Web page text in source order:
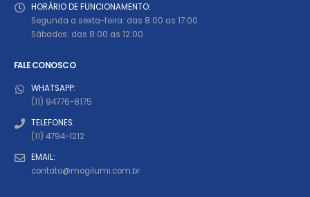
HORÁRIO DE FUNCIONAMENTO:
Segunda a sexta-feira: das 8:00 as 17:00
Sábados: das 8:00 as 12:00
FALE CONOSCO
WHATSAPP:
(11) 94776-8175
TELEFONES:
(11) 4794-1212
EMAIL:
contato@mogilumi.com.br